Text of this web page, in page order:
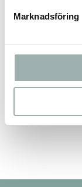
Marknadsföring
Bli den